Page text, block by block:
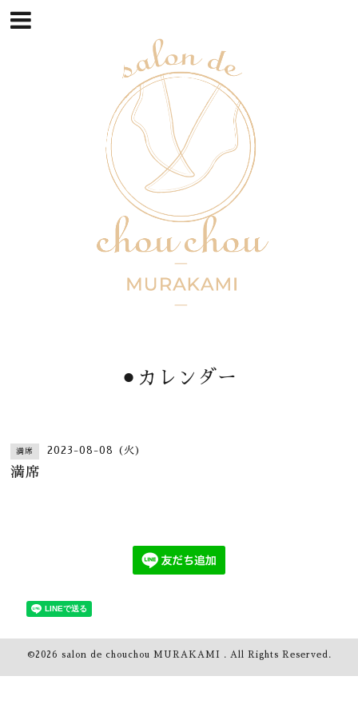
⚫︎カレンダー
満席 2023-08-08 (火)
満席
©2026 salon de chouchou MURAKAMI . All Rights Reserved.